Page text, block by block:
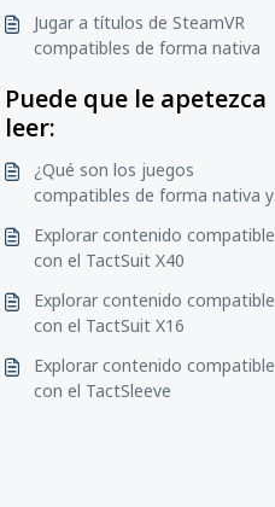
Jugar a títulos de SteamVR
compatibles de forma nativa
Puede que le apetezca
leer:
¿Qué son los juegos
compatibles de forma nativa y
Explorar contenido compatible
con el TactSuit X40
Explorar contenido compatible
con el TactSuit X16
Explorar contenido compatible
con el TactSleeve